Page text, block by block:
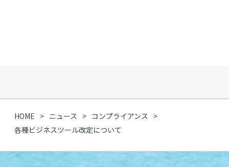
HOME ニュース
コンプライアンス
各種ビジネスツール改定について